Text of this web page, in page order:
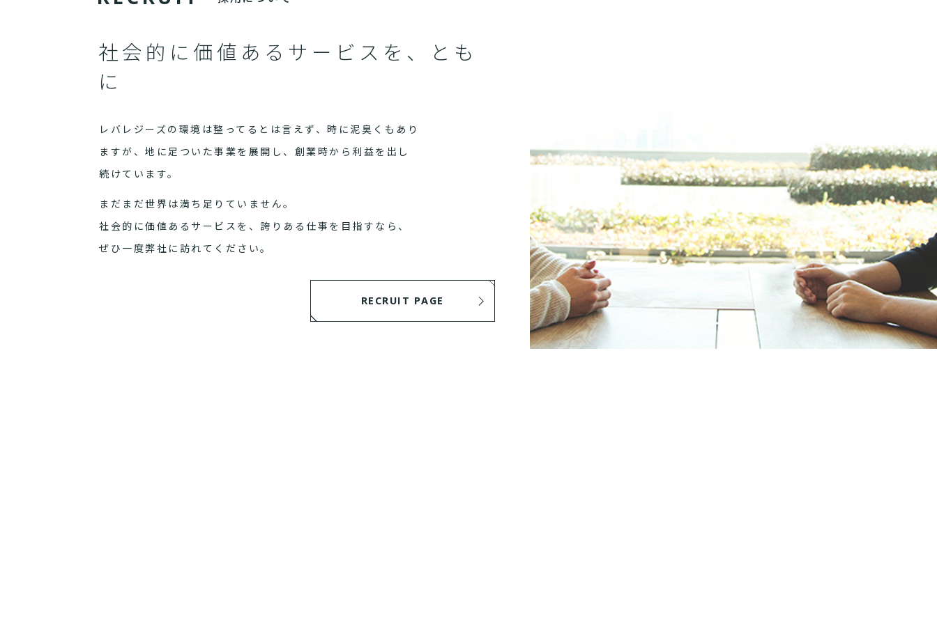
社会的に価値あるサービスを、とも
に
レバレジーズの環境は整ってるとは言えず、時に泥臭くもあり
ますが、地に足ついた事業を展開し、創業時から利益を出し
続けています。
まだまだ世界は満ち足りていません。
社会的に価値あるサービスを、誇りある仕事を目指すなら、
ぜひ一度弊社に訪れてください。
RECRUIT PAGE